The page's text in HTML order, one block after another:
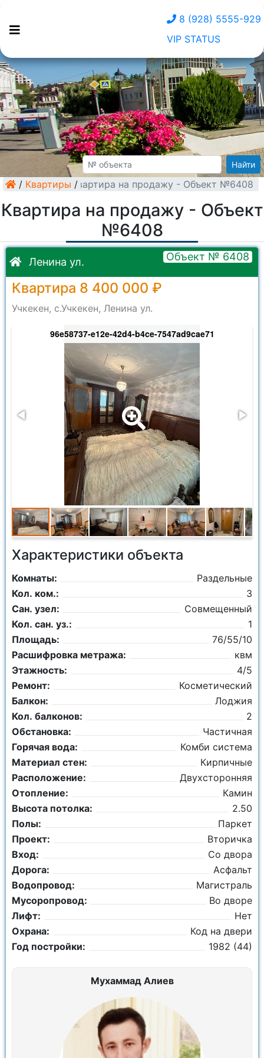
8 (928) 5555-929
VIP STATUS
Найти
/ Квартиры /
Квартира на продажу - Объект №6408
Квартира на продажу - Объект
№6408
Ленина ул. Объект № 6408
Квартира 8 400 000 ₽
Учкекен, с.Учкекен, Ленина ул.
96e58737-e12e-42d4-b4ce-7547ad9cae71
Характеристики объекта
Комнаты:
Раздельные
Кол. ком.:
3
Сан. узел:
Совмещенный
Кол. сан. уз.:
1
Площадь:
76/55/10
Расшифровка метража:
квм
Этажность:
4/5
Ремонт:
Косметический
Балкон:
Лоджия
Кол. балконов:
2
Обстановка:
Частичная
Горячая вода:
Комби система
Материал стен:
Кирпичные
Расположение:
Двухсторонняя
Отопление:
Камин
Высота потолка:
2.50
Полы:
Паркет
Проект:
Вторичка
Вход:
Со двора
Дорога:
Асфальт
Водопровод:
Магистраль
Мусоропровод:
Во дворе
Лифт:
Нет
Охрана:
Код на двери
Год постройки:
1982 (44)
Мухаммад Алиев